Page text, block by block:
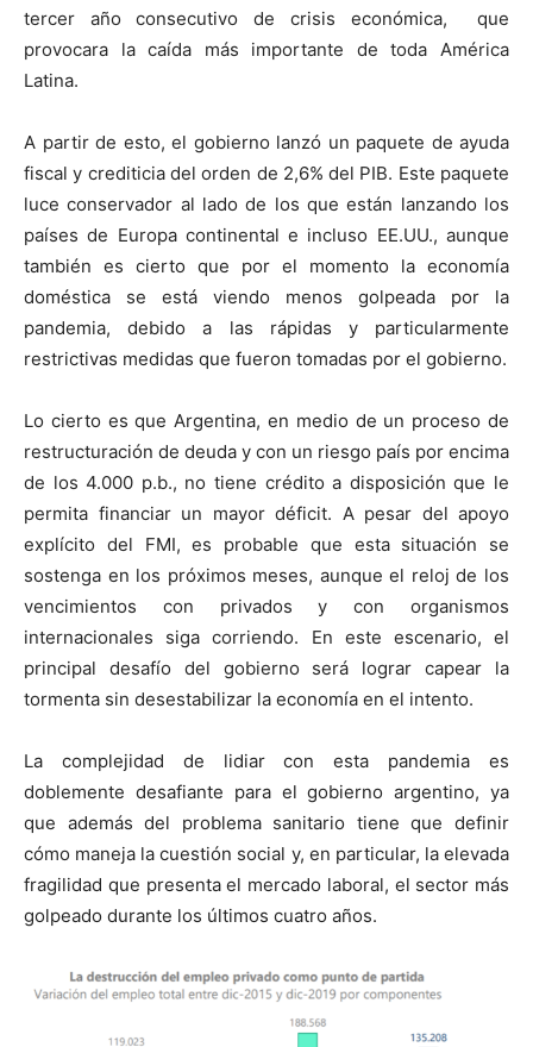
tercer año consecutivo de crisis económica, que
provocara la caída más importante de toda América
Latina.
A partir de esto, el gobierno lanzó un paquete de ayuda
fiscal y crediticia del orden de 2,6% del PIB. Este paquete
luce conservador al lado de los que están lanzando los
países de Europa continental e incluso EE.UU., aunque
también es cierto que por el momento la economía
doméstica se está viendo menos golpeada por la
pandemia, debido a las rápidas y particularmente
restrictivas medidas que fueron tomadas por el gobierno.
Lo cierto es que Argentina, en medio de un proceso de
restructuración de deuda y con un riesgo país por encima
de los 4.000 p.b., no tiene crédito a disposición que le
permita financiar un mayor déficit. A pesar del apoyo
explícito del FMI, es probable que esta situación se
sostenga en los próximos meses, aunque el reloj de los
vencimientos con privados y con organismos
internacionales siga corriendo. En este escenario, el
principal desafío del gobierno será lograr capear la
tormenta sin desestabilizar la economía en el intento.
La complejidad de lidiar con esta pandemia es
doblemente desafiante para el gobierno argentino, ya
que además del problema sanitario tiene que definir
cómo maneja la cuestión social y, en particular, la elevada
fragilidad que presenta el mercado laboral, el sector más
golpeado durante los últimos cuatro años.